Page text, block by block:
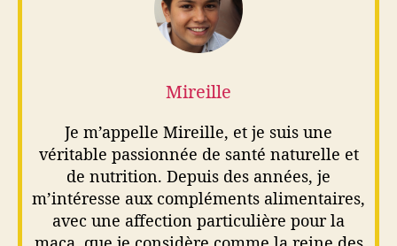
Mireille
Je m’appelle Mireille, et je suis une
véritable passionnée de santé naturelle et
de nutrition. Depuis des années, je
m’intéresse aux compléments alimentaires,
avec une affection particulière pour la